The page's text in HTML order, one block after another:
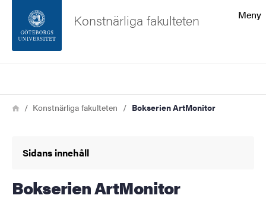
Sidfoten
Meny
Konstnärliga fakulteten
Länkstig
HemKonstnärliga fakulteten Bokserien ArtMonitor
Sidans innehåll
Bokserien ArtMonitor